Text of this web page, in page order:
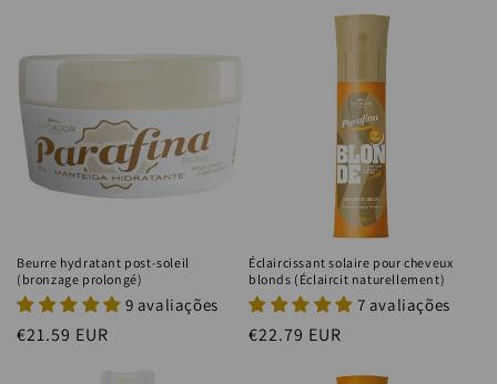
Beurre hydratant post-soleil
(bronzage prolongé)
9 avaliações
Prix
€21.59 EUR
Éclaircissant solaire pour cheveux
blonds (Éclaircit naturellement)
7 avaliações
Prix
€22.79 EUR